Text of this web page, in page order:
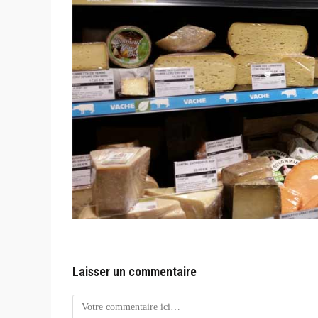
Laisser un commentaire
Comment